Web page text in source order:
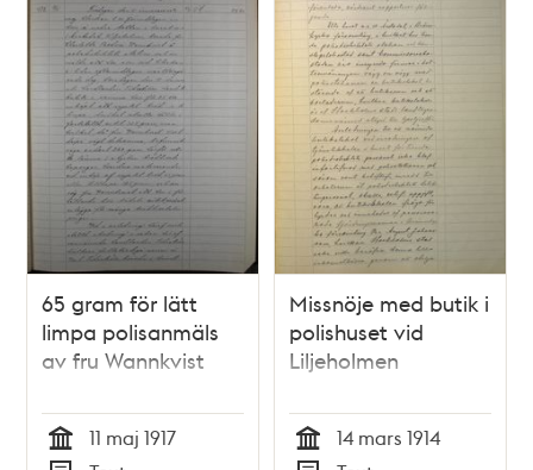
65 gram för lätt
limpa polisanmäls
av fru Wannkvist
Tid
11 maj 1917
Missnöje med butik i
polishuset vid
Liljeholmen
Tid
14 mars 1914